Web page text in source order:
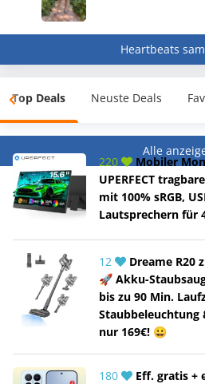
Heartbeats
Top Deals Neuste Deals
Alle
220
Mobiler
UPERFECT
mit 100% sRGB,
Lautsprechern für
12
Dreame R20
🚀 Akku-
bis zu 90 Min.
nur 169€! 😀
180
Eff. gratis +